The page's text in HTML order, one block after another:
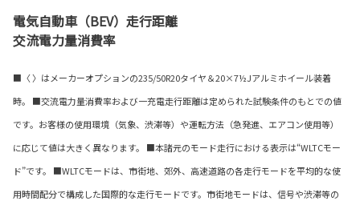
電気自動車（BEV）走行距離
交流電力量消費率
■〈 〉はメーカーオプションの235/50R20タイヤ＆20×7½Jアルミホイール装着
時。 ■交流電力量消費率および一充電走行距離は定められた試験条件のもとでの値
です。お客様の使用環境（気象、渋滞等）や運転方法（急発進、エアコン使用等）
に応じて値は大きく異なります。 ■本諸元のモード走行における表示は“WLTCモー
ド”です。 ■WLTCモードは、市街地、郊外、高速道路の各走行モードを平均的な使
用時間配分で構成した国際的な走行モードです。市街地モードは、信号や渋滞等の